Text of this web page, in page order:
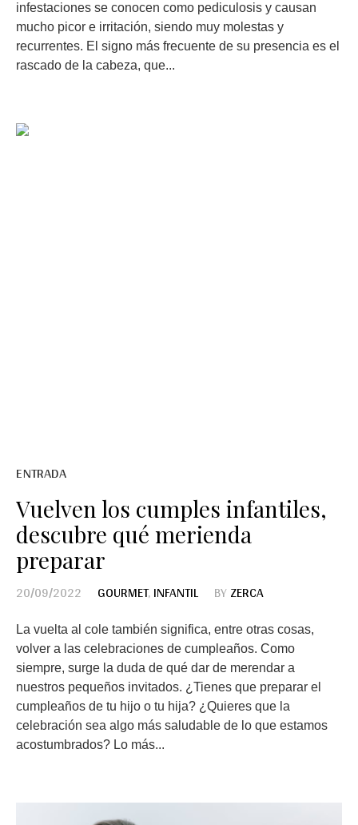
infestaciones se conocen como pediculosis y causan
mucho picor e irritación, siendo muy molestas y
recurrentes. El signo más frecuente de su presencia es el
rascado de la cabeza, que...
ENTRADA
Vuelven los cumples infantiles,
descubre qué merienda
preparar
20/09/2022 GOURMET,INFANTIL BYZERCA
La vuelta al cole también significa, entre otras cosas,
volver a las celebraciones de cumpleaños. Como
siempre, surge la duda de qué dar de merendar a
nuestros pequeños invitados. ¿Tienes que preparar el
cumpleaños de tu hijo o tu hija? ¿Quieres que la
celebración sea algo más saludable de lo que estamos
acostumbrados? Lo más...